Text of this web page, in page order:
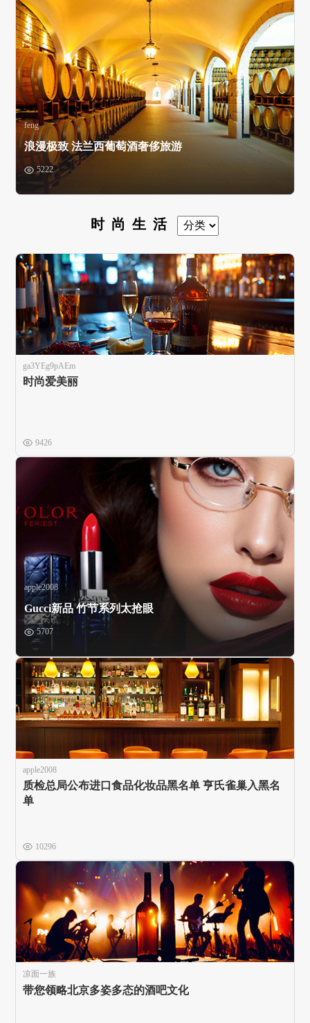
feng
浪漫极致 法兰西葡萄酒奢侈旅游
5222
时尚生活
ga3YEg9pAEm
时尚爱美丽
9426
apple2008
Gucci新品 竹节系列太抢眼
5707
apple2008
质检总局公布进口食品化妆品黑名单 亨氏雀巢入黑名
单
10296
凉面一族
带您领略北京多姿多态的酒吧文化